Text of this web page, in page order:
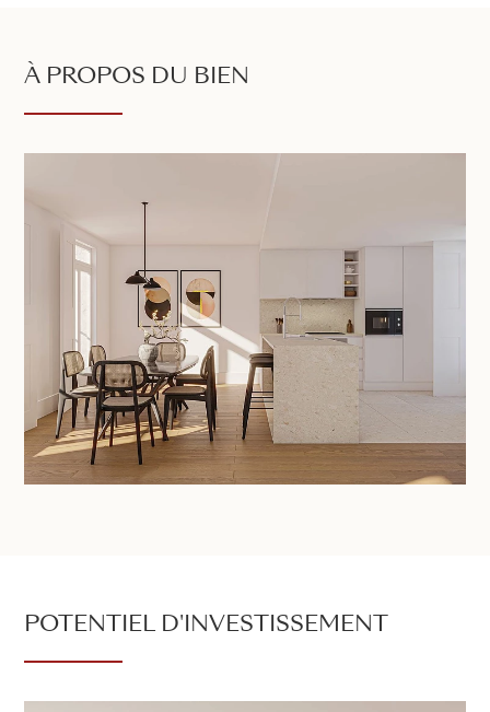
À PROPOS DU BIEN
POTENTIEL D'INVESTISSEMENT